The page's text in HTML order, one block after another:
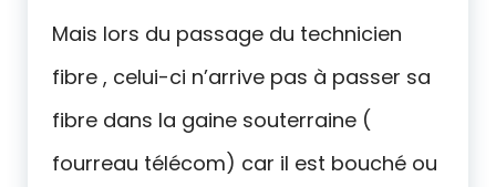
Mais lors du passage du technicien
fibre , celui-ci n’arrive pas à passer sa
fibre dans la gaine souterraine (
fourreau télécom) car il est bouché ou